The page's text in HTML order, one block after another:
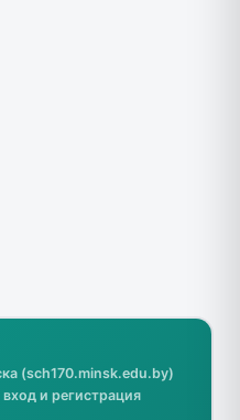
(sch170.minsk.edu.by)
и регистрация